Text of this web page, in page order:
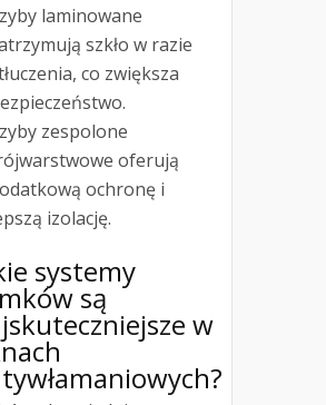
laminowane
szkło w razie
co zwiększa
zespolone
oferują
ochronę i
izolację.
systemy
są
w